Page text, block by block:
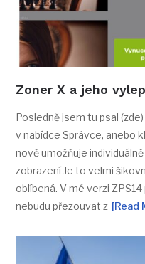
Zoner X a jeho
Posledně jsem tu psal
v nabídce Správce, anebo
nově umožňuje
zobrazení Je to velmi
oblíbená. V mé verzi
nebudu přezouvat z [Read